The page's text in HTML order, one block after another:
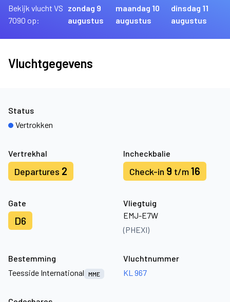
Bekijk vlucht VS
7090 op:
zondag 9
augustus
maandag 10
augustus
dinsdag 11
augustus
Vluchtgegevens
Vertrekhal
Departures 2
Incheckbalie
Check-in 9 t/m16
Gate
D6
Vliegtuig
EMJ-E7W
(PHEXI)
Status
Vertrokken
Bestemming
Teesside International
MME
Vluchtnummer
KL 967